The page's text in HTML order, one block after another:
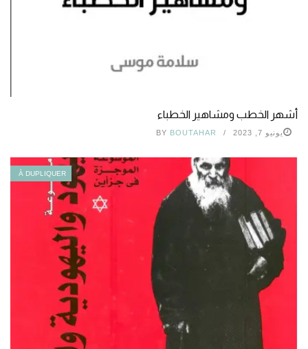
أشهر الخطب ومشاهير الخطباء
يونيو 7, 2023 BY BOUTAHAR
À DUPLIQUER